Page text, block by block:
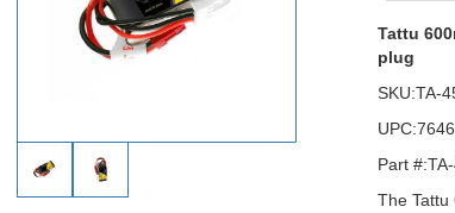
Tattu
plug
SKU:TA-
Part
The Tattu